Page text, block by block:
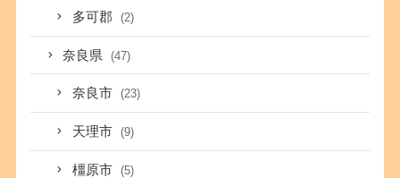
多可郡 (2)
奈良県 (47)
奈良市 (23)
天理市 (9)
橿原市 (5)